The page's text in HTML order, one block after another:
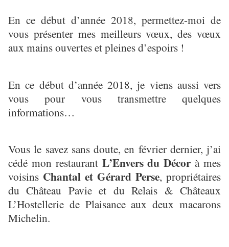
En ce début d’année 2018, permettez-moi de
vous présenter mes meilleurs vœux, des vœux
aux mains ouvertes et pleines d’espoirs !
En ce début d’année 2018, je viens aussi vers
vous pour vous transmettre quelques
informations…
Vous le savez sans doute, en février dernier, j’ai
cédé mon restaurantL’Envers du Décorà mes
voisins Chantal et Gérard Perse, propriétaires
du Château Pavie et du Relais & Châteaux
L’Hostellerie de Plaisance aux deux macarons
Michelin.